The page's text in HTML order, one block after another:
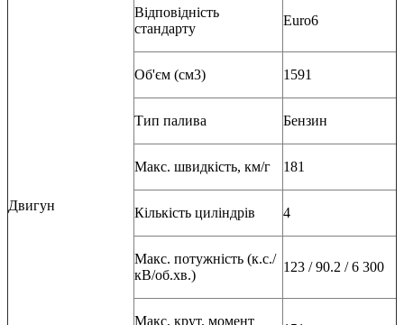
Двигун
Відповідність
стандарту
Euro6
Об'єм (см3) 1591
Тип палива Бензин
Макс. швидкість, км/г 181
Кількість циліндрів 4
Макс. потужність (к.с./
кВ/об.хв.)
123 / 90.2 / 6 300
Макс. крут. момент